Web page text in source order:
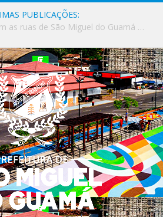
PUBLICAÇÕES:
Milhares de fiéis tomam as ruas de São Miguel do Guamá em uma grande celebração de fé na Marcha para Jesus 2026.